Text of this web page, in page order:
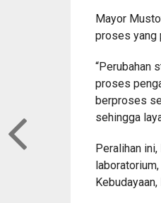
Mayor
proses yang
“Perubahan
proses
berproses
sehingga
Peralihan